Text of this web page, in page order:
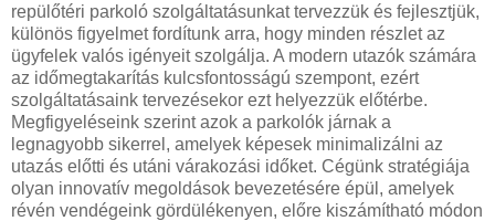
repülőtéri parkoló szolgáltatásunkat tervezzük és fejlesztjük,
különös figyelmet fordítunk arra, hogy minden részlet az
ügyfelek valós igényeit szolgálja. A modern utazók számára
az időmegtakarítás kulcsfontosságú szempont, ezért
szolgáltatásaink tervezésekor ezt helyezzük előtérbe.
Megfigyeléseink szerint azok a parkolók járnak a
legnagyobb sikerrel, amelyek képesek minimalizálni az
utazás előtti és utáni várakozási időket. Cégünk stratégiája
olyan innovatív megoldások bevezetésére épül, amelyek
révén vendégeink gördülékenyen, előre kiszámítható módon